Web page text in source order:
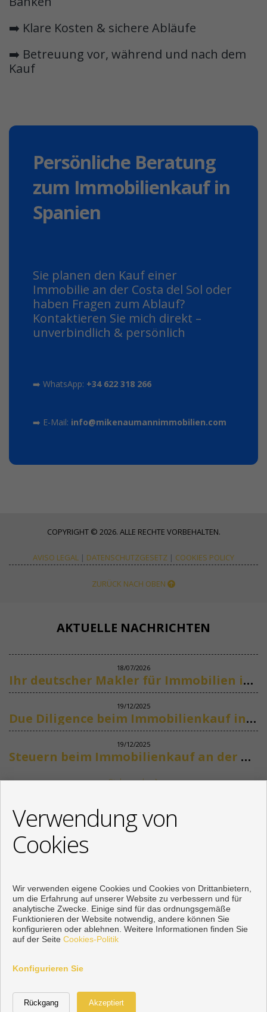
➡️ Klare Kosten & sichere Abläufe
➡️ Betreuung vor, während und nach dem
Kauf
Persönliche Beratung
zum Immobilienkauf in
Spanien
Sie planen den Kauf einer
Immobilie an der Costa del Sol oder
haben Fragen zum Ablauf?
Kontaktieren Sie mich direkt –
unverbindlich & persönlich
➡️ WhatsApp: +34 622 318 266
➡️ E-Mail: info@mikenaumannimmobilien.com
COPYRIGHT © 2026. ALLE RECHTE VORBEHALTEN.
AVISO LEGAL | DATENSCHUTZGESETZ | COOKIES POLICY
ZURÜCK NACH OBEN
AKTUELLE NACHRICHTEN
18/07/2026
Ihr deutscher Makler für Immobilien in Marbella
19/12/2025
Due Diligence beim Immobilienkauf in Spanien
19/12/2025
Steuern beim Immobilienkauf an der Costa del Sol
Siehe mehr
+34 622318266
info@mikenaumannimmobilien.com
Von Montag bis Freitag : 10:00 - 18:00
Verwendung von
Cookies
Wir verwenden eigene Cookies und Cookies von Drittanbietern,
um die Erfahrung auf unserer Website zu verbessern und für
analytische Zwecke. Einige sind für das ordnungsgemäße
Funktionieren der Website notwendig, andere können Sie
konfigurieren oder ablehnen. Weitere Informationen finden Sie
auf der Seite Cookies-Politik
Konfigurieren Sie